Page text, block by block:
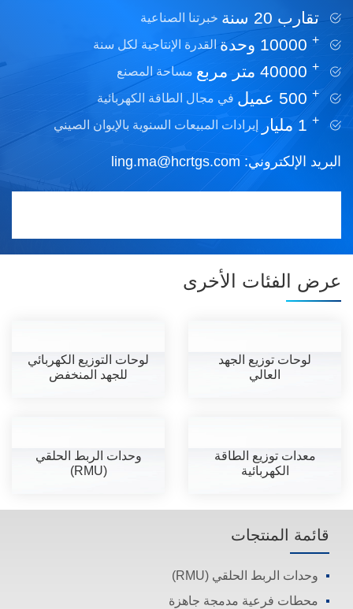
تقارب 20 سنة خبرتنا الصناعية
10000 + وحدة القدرة الإنتاجية لكل سنة
40000 + متر مربع مساحة المصنع
500 + عميل في مجال الطاقة الكهربائية
1 + مليار إيرادات المبيعات السنوية بالإيوان الصيني
البريد الإلكتروني: ling.ma@hcrtgs.com
عرض الفئات الأخرى
لوحات توزيع الجهد
العالي
لوحات التوزيع الكهربائي
للجهد المنخفض
معدات توزيع الطاقة
الكهربائية
وحدات الربط الحلقي
(RMU)
قائمة المنتجات
وحدات الربط الحلقي (RMU)
محطات فرعية مدمجة جاهزة